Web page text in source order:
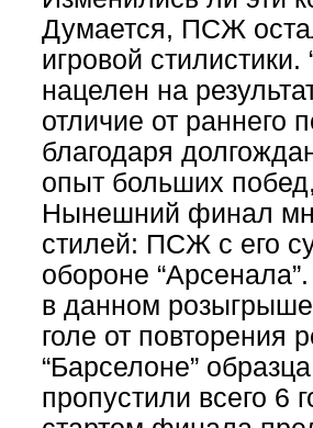
Думается, ПСЖ
игровой
нацелен на
отличие от раннего
благодаря
опыт больших
Нынешний финал
стилей: ПСЖ с его
обороне
в данном
голе от повторения
“Барселоне”
пропустили всего 6